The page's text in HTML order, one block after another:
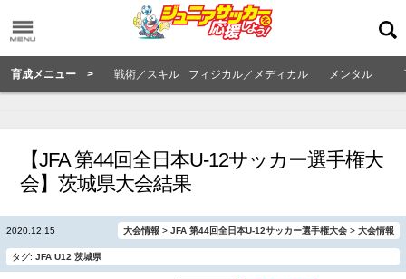
育成メニュー > 戦術／スキル フィジカル／メディカル メンタル
【JFA 第44回全日本U-12サッカー選手権大
会】茨城県大会結果
2020.12.15 大会情報 > JFA 第44回全日本U-12サッカー選手権大会 > 大会情報
タグ: JFA U12 茨城県